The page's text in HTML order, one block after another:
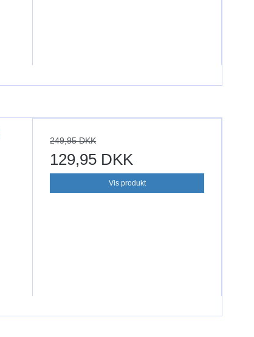
249,95 DKK
129,95 DKK
Vis produkt